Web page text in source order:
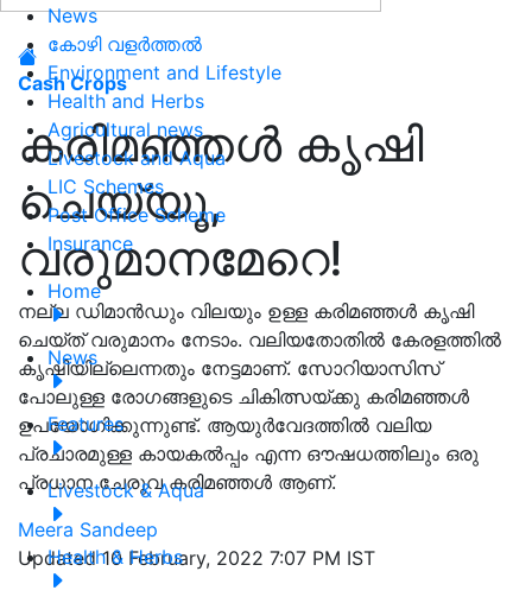
News
കോഴി വളർത്തൽ
Environment and Lifestyle
Health and Herbs
Agricultural news
Livestock and Aqua
LIC Schemes
Post Office Scheme
Insurance
Home
News
Features
Livestock & Aqua
Health & Herbs
Cash Crops
കരിമഞ്ഞള്‍ കൃഷി
ചെയ്യൂ,
വരുമാനമേറെ!
നല്ല ഡിമാൻഡും വിലയും ഉള്ള കരിമഞ്ഞൾ കൃഷി
ചെയ്‌ത്‌ വരുമാനം നേടാം. വലിയതോതില്‍ കേരളത്തില്‍
കൃഷിയില്ലെന്നതും നേട്ടമാണ്. സോറിയാസിസ്
പോലുള്ള രോഗങ്ങളുടെ ചികിത്സയ്ക്കു കരിമഞ്ഞള്‍
ഉപയോഗിക്കുന്നുണ്ട്. ആയുര്‍വേദത്തില്‍ വലിയ
പ്രചാരമുള്ള കായകല്‍പ്പം എന്ന ഔഷധത്തിലും ഒരു
പ്രധാന ചേരുവ കരിമഞ്ഞള്‍ ആണ്.
Meera Sandeep
Updated 10 February, 2022 7:07 PM IST